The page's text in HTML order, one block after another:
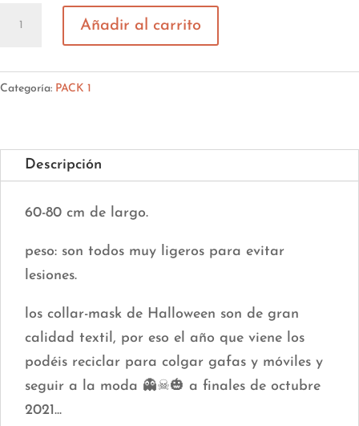
HalloMurc
Añadir al carrito
Categoría: PACK 1
Descripción
60-80 cm de largo.
peso: son todos muy ligeros para evitar
lesiones.
los collar-mask de Halloween son de gran
calidad textil, por eso el año que viene los
podéis reciclar para colgar gafas y móviles y
seguir a la moda 👻☠🎃 a finales de octubre
2021...